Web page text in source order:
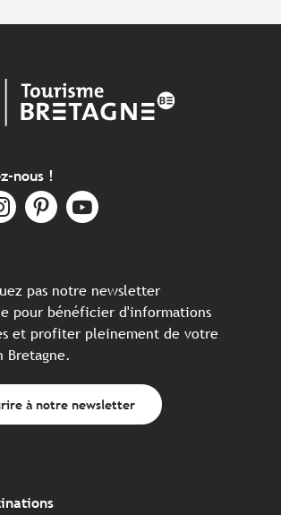
nous !
pas notre newsletter
pour bénéficier d'informations
et profiter pleinement de votre
Bretagne.
à notre newsletter